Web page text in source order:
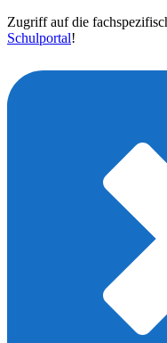
Zugriff auf die
Schulportal!